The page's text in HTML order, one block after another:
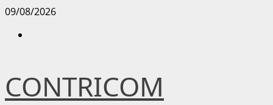
Avançar
09/08/2026
CONTRICOM